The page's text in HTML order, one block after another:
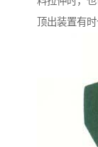
顶出装置有